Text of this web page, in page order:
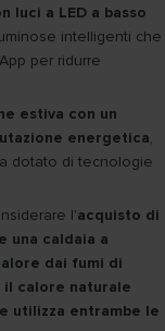
luci a LED a basso
intelligenti che
per ridurre
estiva con un
energetica,
dotato di tecnologie
l'acquisto di
una caldaia a
dai fumi di
il calore naturale
utilizza entrambe le